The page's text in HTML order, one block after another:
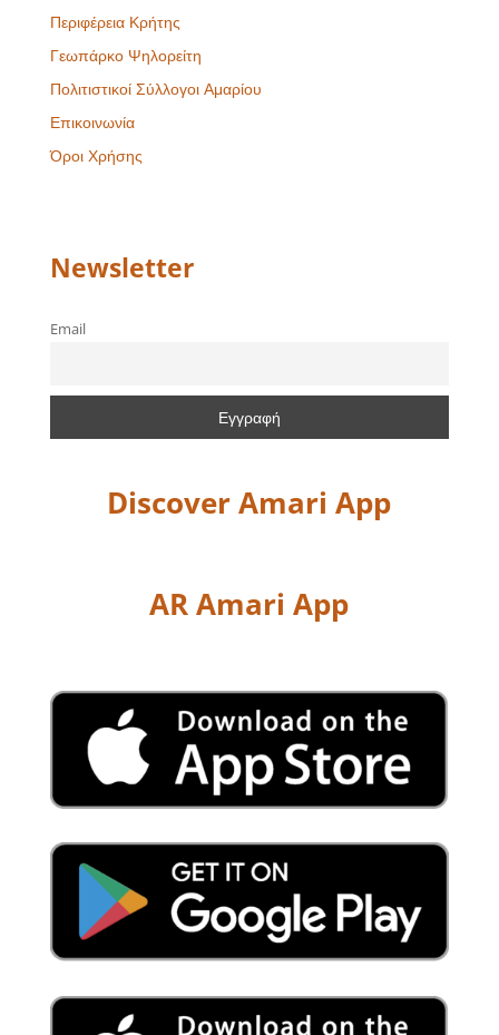
Περιφέρεια Κρήτης
Γεωπάρκο Ψηλορείτη
Πολιτιστικοί Σύλλογοι Αμαρίου
Επικοινωνία
Όροι Χρήσης
Newsletter
Email
Discover Amari App
AR Amari App